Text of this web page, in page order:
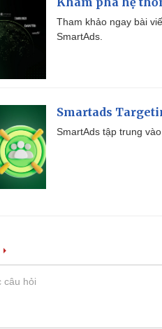
Tham khảo ngay bài
SmartAds.
Smartads
SmartAds tập trung